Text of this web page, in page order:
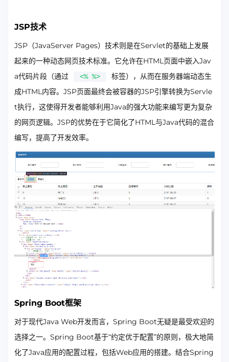
JSP技术
JSP（JavaServer Pages）技术则是在Servlet的基础上发展
起来的一种动态网页技术标准。它允许在HTML页面中嵌入Jav
a代码片段（通过
<% %>
标签），从而在服务器端动态生
成HTML内容。JSP页面最终会被容器的JSP引擎转换为Servle
t执行，这使得开发者能够利用Java的强大功能来编写更为复杂
的网页逻辑。JSP的优势在于它简化了HTML与Java代码的混合
编写，提高了开发效率。
Spring Boot框架
对于现代Java Web开发而言，Spring Boot无疑是最受欢迎的
选择之一。Spring Boot基于“约定优于配置”的原则，极大地简
化了Java应用的配置过程，包括Web应用的搭建。结合Spring